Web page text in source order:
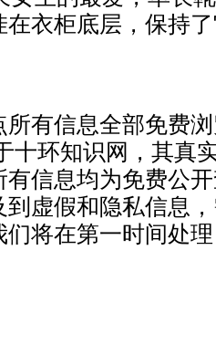
在衣柜底层，保持
所有信息全部免费
十环知识网，其真
信息均为免费公
虚假和隐私信息
将在第一时间处